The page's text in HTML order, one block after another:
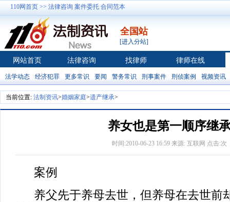
110网首页 >> 法律咨询 案件委托 合同范本
全国站
[进入分站]
网站首页 法律咨询 找律师 律师在线
法学动态 经济犯罪 更多常识 要闻 警务常识 刑事案件 刑侦案例 视频资讯
当前位置: 法制资讯>婚姻家庭>遗产继承>
养女也是第一顺序继
时间:2010-06-23 16:59 来源: 互联网 点击:次
案例
养父先于养母去世，但养母在去世前